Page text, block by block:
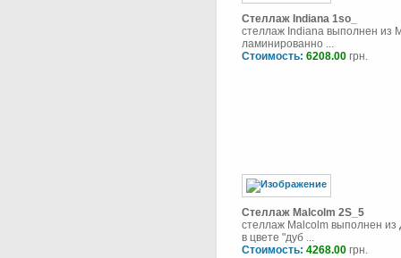
Стеллаж Indiana 1so_
стеллаж Indiana выполнен из
ламинированно ...
Стоимость: 6208.00 грн.
Стеллаж Malcolm 2S_5
стеллаж Malcolm выполнен
в цвете "дуб ...
Стоимость: 4268.00 грн.